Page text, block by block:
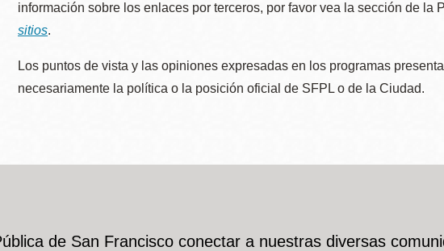
información sobre los enlaces por terceros, por favor vea la sección de
sitios.
Los puntos de vista y las opiniones expresadas en los programas
necesariamente la política o la posición oficial de SFPL o de la Ciudad.
de San Francisco conectar a nuestras diversas